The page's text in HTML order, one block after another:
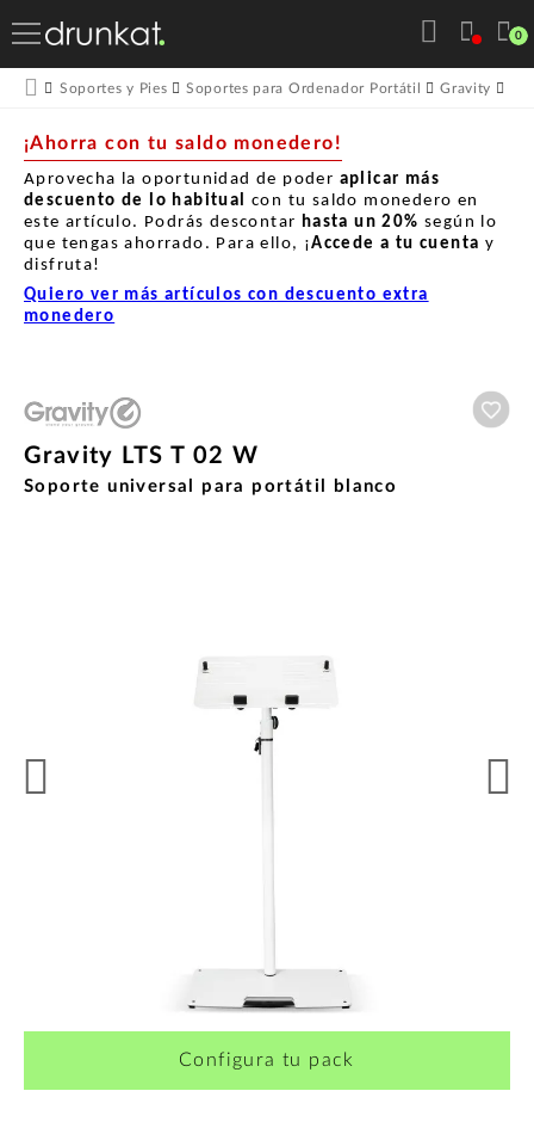
0
Soportes y Pies Soportes para Ordenador Portátil Gravity
¡Ahorra con tu saldo monedero!
Aprovecha la oportunidad de poder aplicar más
descuento de lo habitual con tu saldo monedero en
este artículo. Podrás descontar hasta un 20% según lo
que tengas ahorrado. Para ello, ¡Accede a tu cuenta y
disfruta!
Quiero ver más artículos con descuento extra
monedero
Gravity LTS T 02 W
Soporte universal para portátil blanco
Configura tu pack